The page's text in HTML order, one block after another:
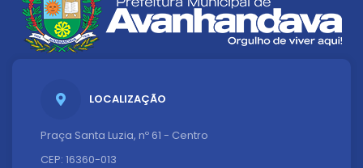
LOCALIZAÇÃO
Praça Santa Luzia, nº 61 - Centro
CEP: 16360-013